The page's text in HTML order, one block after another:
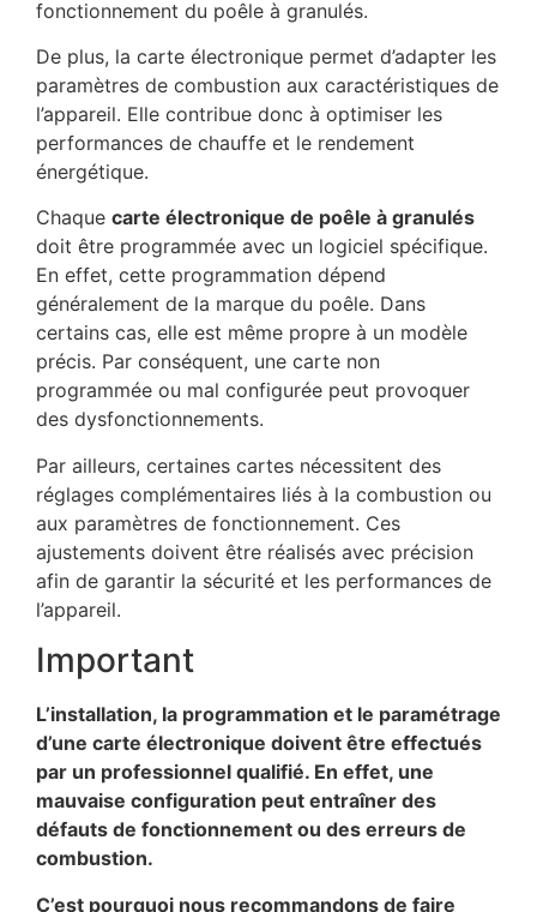
fonctionnement du poêle à granulés.
De plus, la carte électronique permet d’adapter les
paramètres de combustion aux caractéristiques de
l’appareil. Elle contribue donc à optimiser les
performances de chauffe et le rendement
énergétique.
Chaque carte électronique de poêle à granulés
doit être programmée avec un logiciel spécifique.
En effet, cette programmation dépend
généralement de la marque du poêle. Dans
certains cas, elle est même propre à un modèle
précis. Par conséquent, une carte non
programmée ou mal configurée peut provoquer
des dysfonctionnements.
Par ailleurs, certaines cartes nécessitent des
réglages complémentaires liés à la combustion ou
aux paramètres de fonctionnement. Ces
ajustements doivent être réalisés avec précision
afin de garantir la sécurité et les performances de
l’appareil.
Important
L’installation, la programmation et le paramétrage
d’une carte électronique doivent être effectués
par un professionnel qualifié. En effet, une
mauvaise configuration peut entraîner des
défauts de fonctionnement ou des erreurs de
combustion.
C’est pourquoi nous recommandons de faire